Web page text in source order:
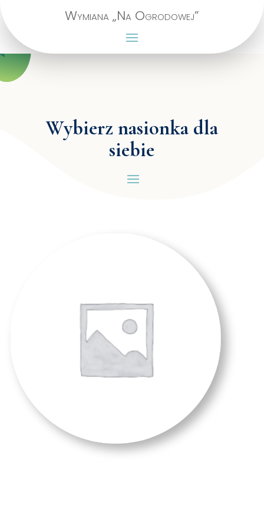
Wymiana „Na Ogrodowej”
Wybierz nasionka dla
siebie